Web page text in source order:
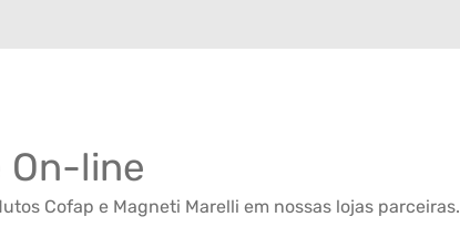
On-line
Cofap e Magneti Marelli em nossas lojas parceiras.